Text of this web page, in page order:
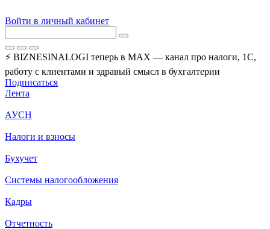
Войти в личный кабинет
⚡ BIZNESINALOGI теперь в MAX — канал про налоги, 1С,
работу с клиентами и здравый смысл в бухгалтерии
Подписаться
Лента
АУСН
Налоги и взносы
Бухучет
Системы налогообложения
Кадры
Отчетность